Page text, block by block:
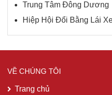
Trung Tâm Đông Dương
Hiệp Hội Đổi Bằng Lái
VỀ CHÚNG TÔI
Trang chủ